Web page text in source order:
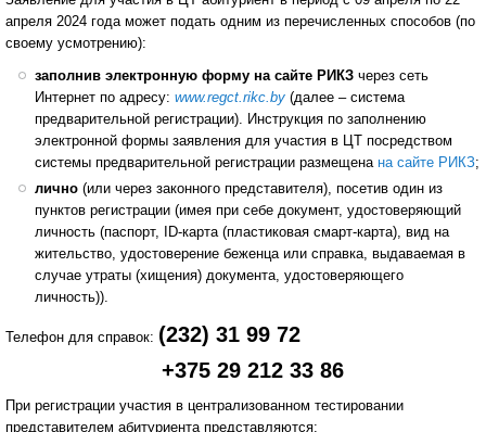
апреля 2024 года может подать одним из перечисленных способов (по
своему усмотрению):
заполнив электронную форму на сайте РИКЗчерез сеть
Интернет по адресу: www.regct.rikc.by(далее – система
предварительной регистрации). Инструкция по заполнению
электронной формы заявления для участия в ЦТ посредством
системы предварительной регистрации размещена на сайте РИКЗ;
лично(или через законного представителя), посетив один из
пунктов регистрации (имея при себе документ, удостоверяющий
личность (паспорт, ID-карта (пластиковая смарт-карта), вид на
жительство, удостоверение беженца или справка, выдаваемая в
случае утраты (хищения) документа, удостоверяющего
личность)).
Телефон для справок: (232) 31 99 72
+375 29 212 33 86
При регистрации участия в централизованном тестировании
представителем абитуриента представляются: